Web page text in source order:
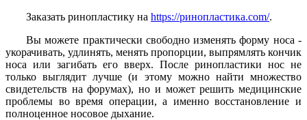
Заказать ринопластику на https://ринопластика.com/.
Вы можете практически свободно изменять форму носа -
укорачивать, удлинять, менять пропорции, выпрямлять кончик
носа или загибать его вверх. После ринопластики нос не
только выглядит лучше (и этому можно найти множество
свидетельств на форумах), но и может решить медицинские
проблемы во время операции, а именно восстановление и
полноценное носовое дыхание.